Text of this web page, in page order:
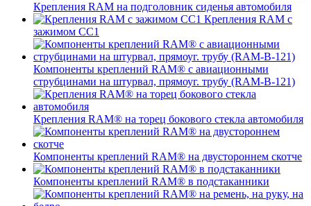
Крепления RAM на подголовник сиденья автомобиля
Крепления RAM с
зажимом СС1
Компоненты креплений RAM® с авиационными
струбцинами на штурвал, прямоуг. трубу (RAM-B-121)
Крепления RAM® на торец бокового стекла автомобиля
Компоненты креплений RAM® на двустороннем скотче
Компоненты креплений RAM® в подстаканники